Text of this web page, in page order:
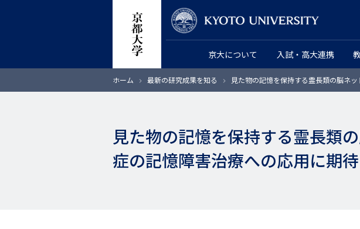
ン
京大について 入試・高大連携
ッ
ダ
ー
カ
ン
ホーム 最新の研究成果を知る 見た物の記憶を保持する霊長類の脳ネ
見た物の記憶を保持する霊長類
症の記憶障害治療への応用に期